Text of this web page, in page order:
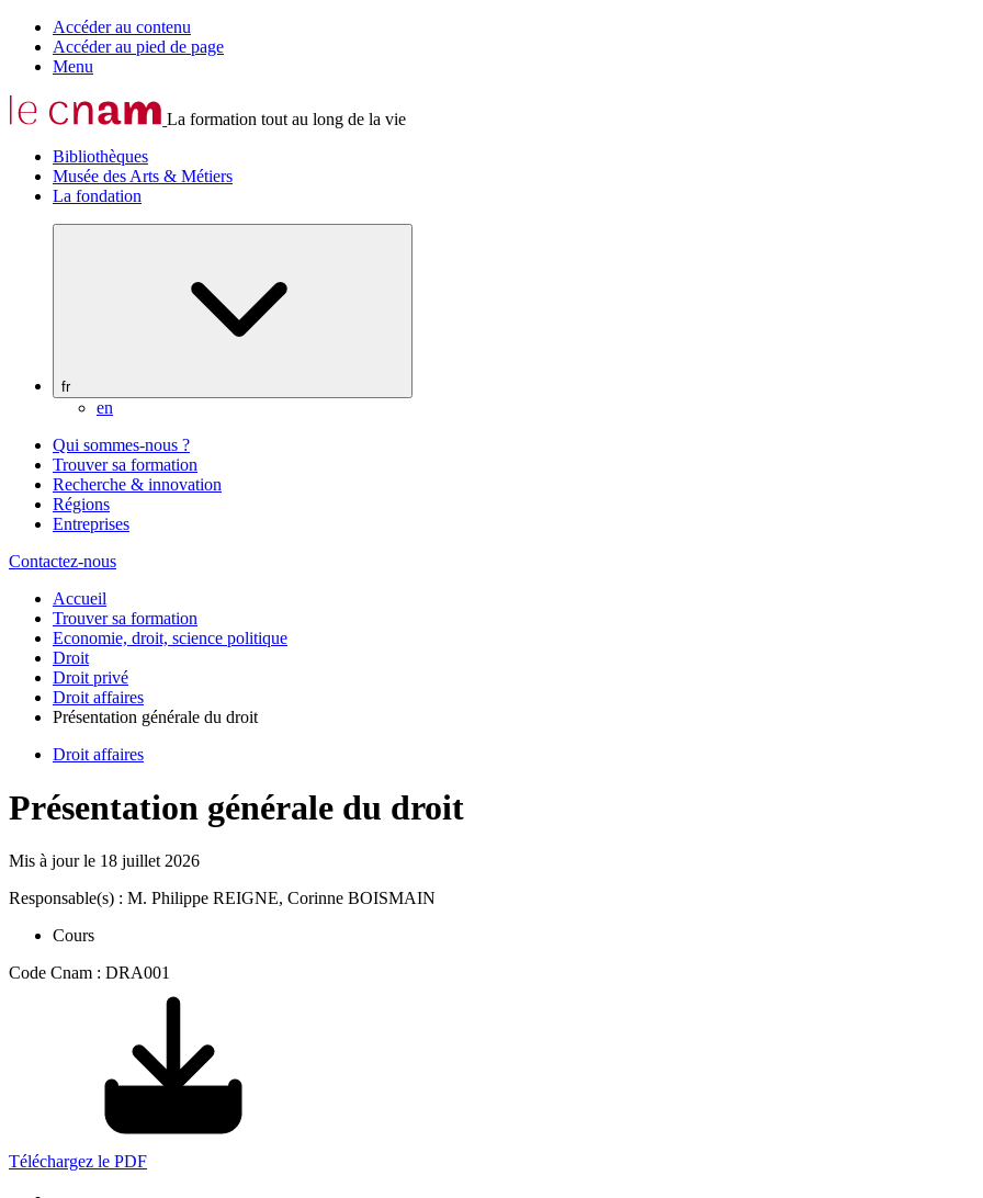
Accéder au contenu
Accéder au pied de page
Menu
La formation tout au long de la vie
Bibliothèques
Musée des Arts & Métiers
La fondation
fr
en
Qui sommes-nous ?
Trouver sa formation
Recherche & innovation
Régions
Entreprises
Contactez-nous
Accueil
Trouver sa formation
Economie, droit, science politique
Droit
Droit privé
Droit affaires
Présentation générale du droit
Droit affaires
Présentation générale du droit
Mis à jour le 18 juillet 2026
Responsable(s) : M. Philippe REIGNE, Corinne BOISMAIN
Cours
Code Cnam : DRA001
Téléchargez le PDF